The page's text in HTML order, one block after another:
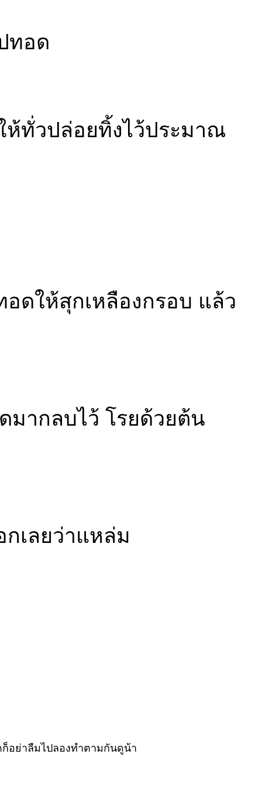
ทอด
ห้ทั่วปล่อยทิ้งไว้ประมาณ
ดให้สุกเหลืองกรอบ แล้ว
มากลบไว้ โรยด้วยต้น
เลยว่าแหล่ม
อย่าลืมไปลองทำตามกันดูน้า